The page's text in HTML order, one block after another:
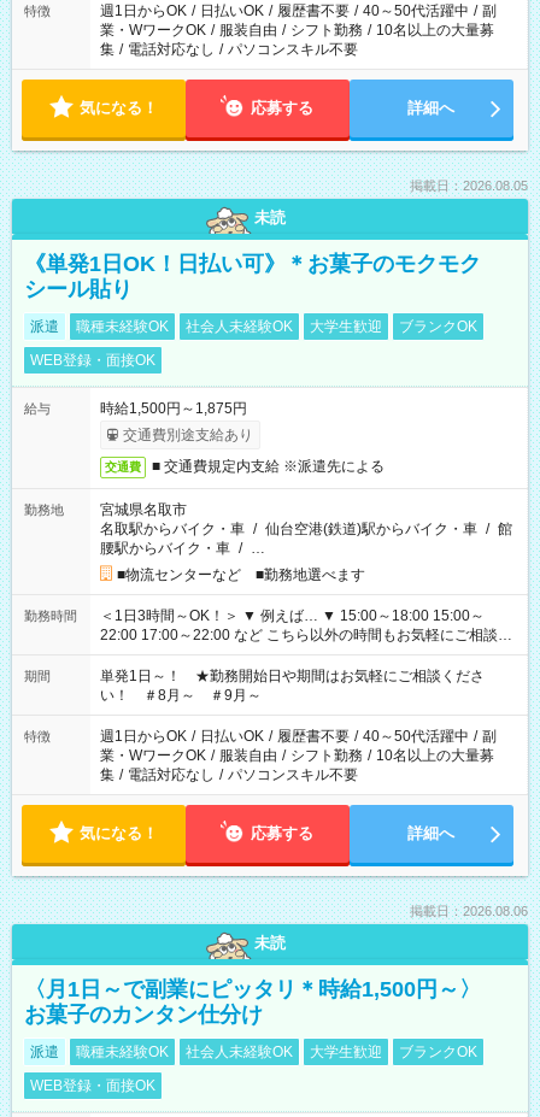
特徴 週1日からOK / 日払いOK / 履歴書不要 / 40～50代活躍中 / 副
業・WワークOK / 服装自由 / シフト勤務 / 10名以上の大量募
集 / 電話対応なし / パソコンスキル不要
気になる！ 応募する 詳細へ
掲載日：2026.08.05
未読
《単発1日OK！日払い可》＊お菓子のモクモク
シール貼り
派遣 職種未経験OK 社会人未経験OK 大学生歓迎
ブランクOK
WEB登録・面接OK
給与
時給1,500円～1,875円
交通費別途支給あり
交通費 ■ 交通費規定内支給 ※派遣先による
勤務地
宮城県名取市
名取駅からバイク・車 / 仙台空港(鉄道)駅からバイク・車 / 館
腰駅からバイク・車 / …
■物流センターなど ■勤務地選べます
勤務時間
＜1日3時間～OK！＞ ▼ 例えば… ▼ 15:00～18:00 15:00～
22:00 17:00～22:00 など こちら以外の時間もお気軽にご相談く
ださい！
期間
単発1日～！ ★勤務開始日や期間はお気軽にご相談くださ
い！ ＃8月～ ＃9月～
特徴 週1日からOK / 日払いOK / 履歴書不要 / 40～50代活躍中 / 副
業・WワークOK / 服装自由 / シフト勤務 / 10名以上の大量募
集 / 電話対応なし / パソコンスキル不要
気になる！ 応募する 詳細へ
掲載日：2026.08.06
未読
〈月1日～で副業にピッタリ＊時給1,500円～〉
お菓子のカンタン仕分け
派遣 職種未経験OK 社会人未経験OK 大学生歓迎
ブランクOK
WEB登録・面接OK